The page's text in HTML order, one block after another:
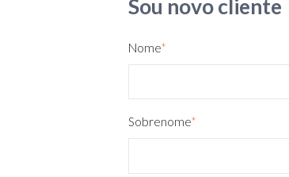
Sou novo cliente
Nome*
Sobrenome*